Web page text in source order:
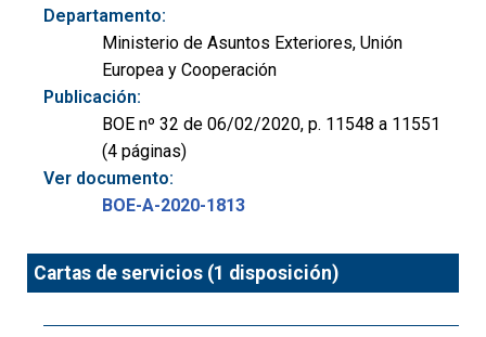
Departamento:
Ministerio de Asuntos Exteriores, Unión
Europea y Cooperación
Publicación:
BOE nº 32 de 06/02/2020, p. 11548 a 11551
(4 páginas)
Ver documento:
BOE-A-2020-1813
Cartas de servicios (1 disposición)